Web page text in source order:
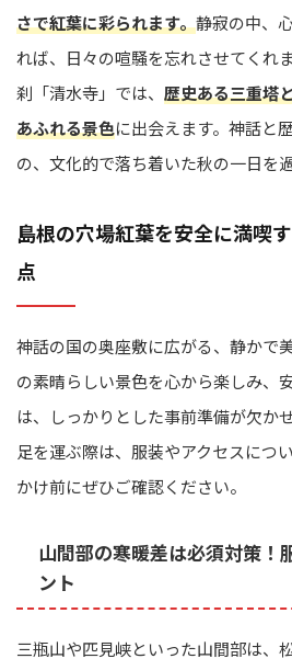
さで紅葉に彩られます。静寂の中、
れば、日々の喧騒を忘れさせてくれ
刹「清水寺」では、 歴史ある三重塔
あふれる景色に出会えます。神話と
の、文化的で落ち着いた秋の一日を
島根の穴場紅葉を安全に満喫
点
神話の国の奥座敷に広がる、静かで
の素晴らしい景色を心から楽しみ、
は、しっかりとした事前準備が欠か
足を運ぶ際は、服装やアクセスにつ
かけ前にぜひご確認ください。
山間部の寒暖差は必須対策！
ント
三瓶山や匹見峡といった山間部は、